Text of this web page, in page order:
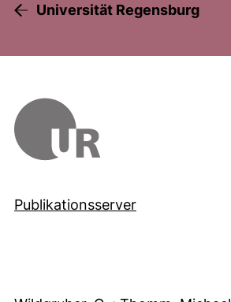
Universität Regensburg
Publikationsserver